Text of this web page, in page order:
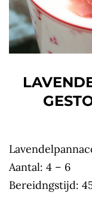
Aantal: 4 – 6
Bereidngstijd: